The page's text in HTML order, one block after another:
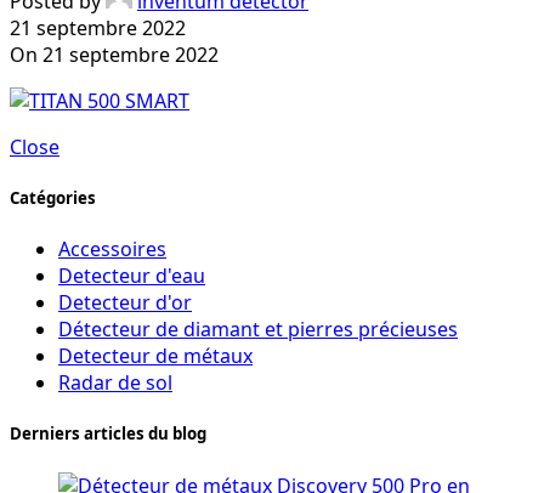
21 septembre 2022
On 21 septembre 2022
Close
Catégories
Accessoires
Detecteur d'eau
Detecteur d'or
Détecteur de diamant et pierres précieuses
Detecteur de métaux
Radar de sol
Derniers articles du blog